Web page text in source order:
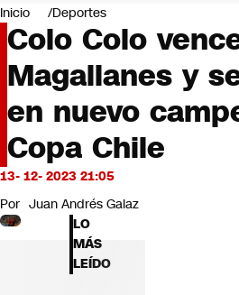
Negocios
Deportes
Programas completos
Cultura
Servicios
Bits
CNN tiempo
Futuro 360
Inicio Deportes
Colo Colo
Magallanes y
en nuevo
Copa Chile
13- 12- 2023 21:05
Por Juan Andrés Galaz
LO
MÁS
LEÍDO